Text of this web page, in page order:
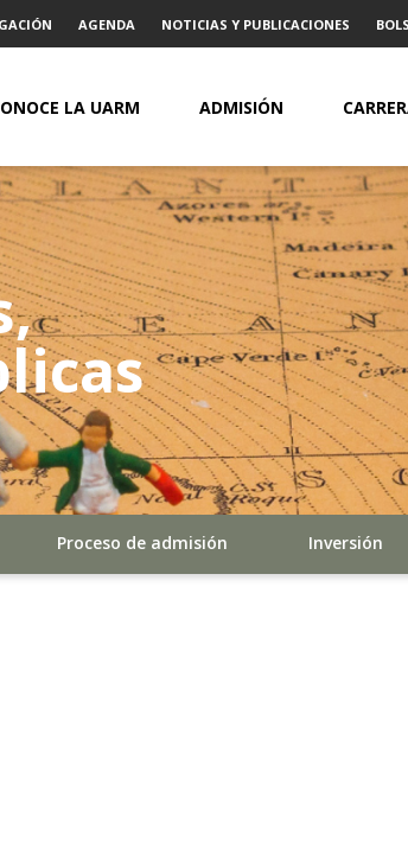
AGENDA NOTICIAS Y PUBLICACIONES
LA UARM ADMISIÓN
Proceso de admisión Inversión